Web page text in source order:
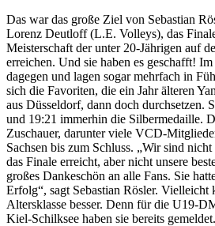
Das war das große Ziel von Sebastian
Lorenz Deutloff (L.E. Volleys), das
Meisterschaft der unter 20-Jährigen auf
erreichen. Und sie haben es geschafft!
dagegen und lagen sogar mehrfach in
sich die Favoriten, die ein Jahr älteren
aus Düsseldorf, dann doch durchsetzen.
und 19:21 immerhin die Silbermedaille.
Zuschauer, darunter viele VCD-
Sachsen bis zum Schluss. „Wir sind
das Finale erreicht, aber nicht unsere
großes Dankeschön an alle Fans. Sie
Erfolg“, sagt Sebastian Rösler. Vielleicht
Altersklasse besser. Denn für die U19-
Kiel-Schilksee haben sie bereits